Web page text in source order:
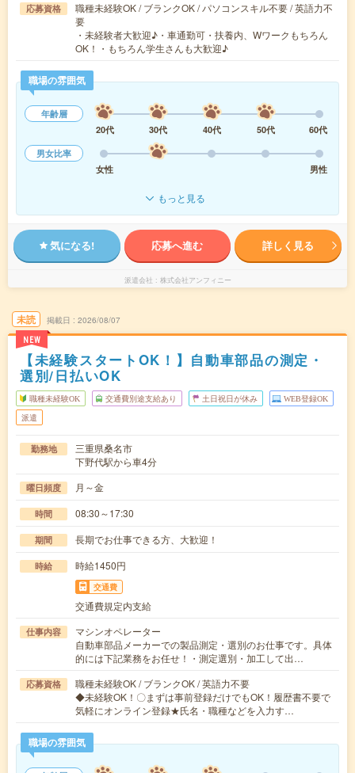
応募資格
職種未経験OK / ブランクOK / パソコンスキル不要 / 英語力不
要
・未経験者大歓迎♪・車通勤可・扶養内、Wワークもちろん
OK！・もちろん学生さんも大歓迎♪
職場の雰囲気
年齢層
20代
30代 40代 50代
60代
男女比率
女性
男性
もっと見る
気になる! 応募へ進む 詳しく見る
派遣会社 株式会社アンフィニー
未読
NEW
掲載日 2026/08/07
【未経験スタートOK！】自動車部品の測定・
選別/日払いOK
職種未経験OK 交通費別途支給あり 土日祝日が休み WEB登録OK
派遣
勤務地
三重県桑名市
下野代駅から車4分
曜日頻度 月～金
時間 08:30～17:30
期間 長期でお仕事できる方、大歓迎！
時給 時給1450円
交通費
交通費規定内支給
仕事内容
マシンオペレーター
自動車部品メーカーでの製品測定・選別のお仕事です。具体
的には下記業務をお任せ！・測定選別・加工して出…
応募資格
職種未経験OK / ブランクOK / 英語力不要
◆未経験OK！〇まずは事前登録だけでもOK！履歴書不要で
気軽にオンライン登録★氏名・職種などを入力す…
職場の雰囲気